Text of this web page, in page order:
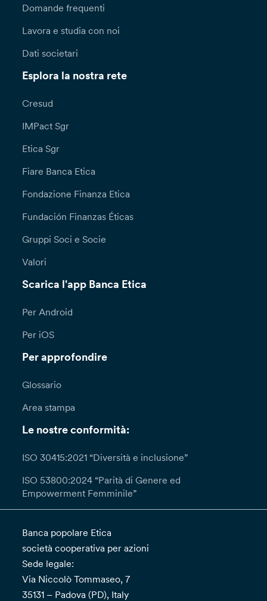
Domande frequenti
Lavora e studia con noi
Dati societari
Esplora la nostra rete
Cresud
IMPact Sgr
Etica Sgr
Fiare Banca Etica
Fondazione Finanza Etica
Fundación Finanzas Éticas
Gruppi Soci e Socie
Valori
Scarica l'app Banca Etica
Per Android
Per iOS
Per approfondire
Glossario
Area stampa
Le nostre conformità:
ISO 30415:2021 “Diversità e inclusione”
ISO 53800:2024 “Parità di Genere ed
Empowerment Femminile”
Banca popolare Etica
società cooperativa per azioni
Sede legale:
Via Niccolò Tommaseo, 7
35131 – Padova (PD), Italy